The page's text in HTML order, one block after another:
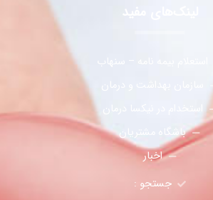
لینک‌های مفید
استعلام بیمه نامه – سنهاب
باشگاه مشتریان
اخبار
جستجو :